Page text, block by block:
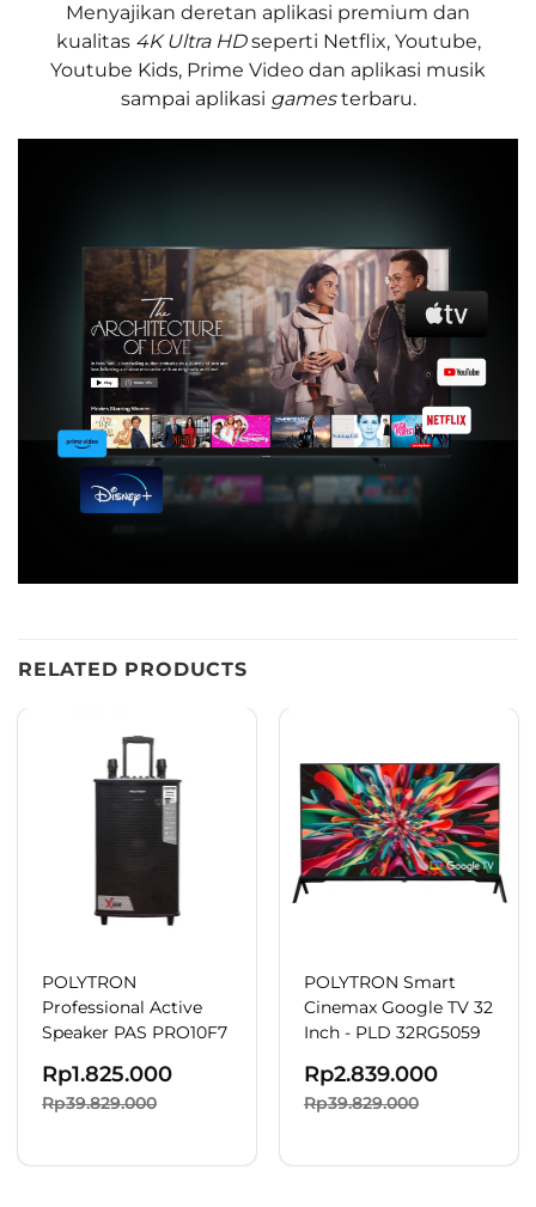
Menyajikan deretan aplikasi premium dan
kualitas 4K Ultra HDseperti Netflix, Youtube,
Youtube Kids, Prime Video dan aplikasi musik
sampai aplikasi gamesterbaru.
RELATED PRODUCTS
POLYTRON
Professional Active
Speaker PAS PRO10F7
Rp1.825.000
Rp39.829.000
POLYTRON Smart
Cinemax Google TV 32
Inch - PLD 32RG5059
Rp2.839.000
Rp39.829.000